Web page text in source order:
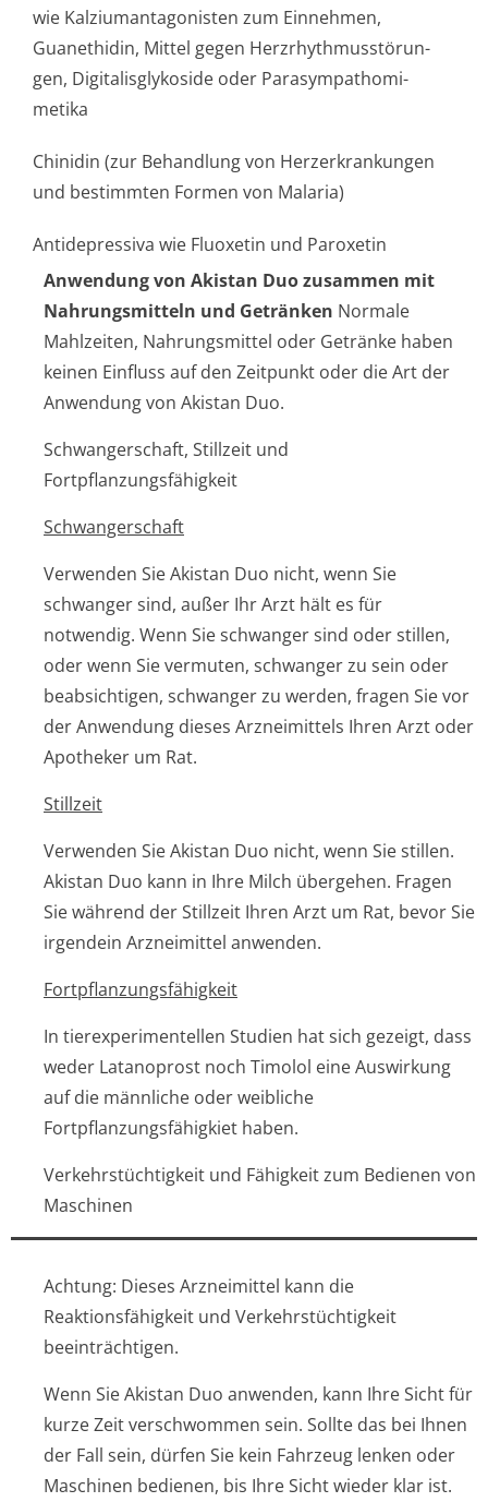
wie Kalziumantagonisten zum Einnehmen,
Guanethidin, Mittel gegen Herzrhythmusstörun­
gen, Digitalisglykoside oder Parasympathomi­
metika
Chinidin (zur Behandlung von Herzerkrankungen
und bestimmten Formen von Malaria)
Antidepressiva wie Fluoxetin und Paroxetin
Anwendung von Akistan Duo zusammen mit
Nahrungsmitteln und Getränken Normale
Mahlzeiten, Nahrungsmittel oder Getränke haben
keinen Einfluss auf den Zeitpunkt oder die Art der
Anwendung von Akistan Duo.
Schwangerschaft, Stillzeit und
Fortpflanzungsfähigkeit
Schwangerschaft
Verwenden Sie Akistan Duo nicht, wenn Sie
schwanger sind, außer Ihr Arzt hält es für
notwendig. Wenn Sie schwanger sind oder stillen,
oder wenn Sie vermuten, schwanger zu sein oder
beabsichtigen, schwanger zu werden, fragen Sie vor
der Anwendung dieses Arzneimittels Ihren Arzt oder
Apotheker um Rat.
Stillzeit
Verwenden Sie Akistan Duo nicht, wenn Sie stillen.
Akistan Duo kann in Ihre Milch übergehen. Fragen
Sie während der Stillzeit Ihren Arzt um Rat, bevor Sie
irgendein Arzneimittel anwenden.
Fortpflanzungsfähig­keit
In tierexperimentellen Studien hat sich gezeigt, dass
weder Latanoprost noch Timolol eine Auswirkung
auf die männliche oder weibliche
Fortpflanzungsfähig­kiet haben.
Verkehrstüchtigkeit und Fähigkeit zum Bedienen von
Maschinen
Achtung: Dieses Arzneimittel kann die
Reaktionsfähigkeit und Verkehrstüchtigkeit
beeinträchtigen.
Wenn Sie Akistan Duo anwenden, kann Ihre Sicht für
kurze Zeit verschwommen sein. Sollte das bei Ihnen
der Fall sein, dürfen Sie kein Fahrzeug lenken oder
Maschinen bedienen, bis Ihre Sicht wieder klar ist.